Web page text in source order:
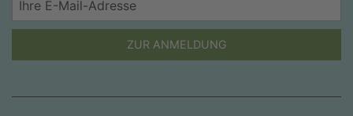
ZUR ANMELDUNG